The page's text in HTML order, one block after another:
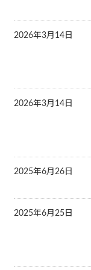
2026年3月14日
2026年3月14日
2025年6月26日
2025年6月25日